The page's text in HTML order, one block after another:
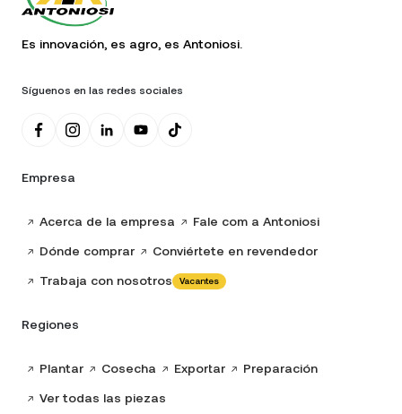
Es innovación, es agro, es Antoniosi.
Síguenos en las redes sociales
Empresa
Acerca de la empresa Fale com a Antoniosi
Dónde comprar Conviértete en revendedor
Trabaja con nosotros Vacantes
Regiones
Plantar Cosecha Exportar Preparación
Ver todas las piezas